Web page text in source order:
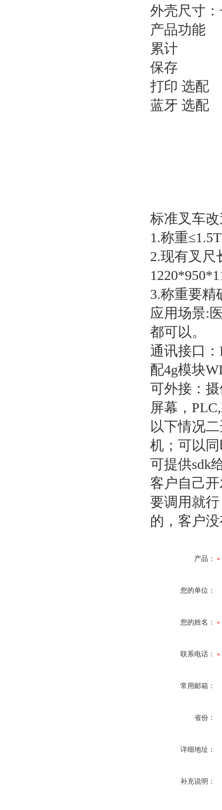
外壳尺寸
产品功能
累计
保存
打印 选配
蓝牙 选配
标准叉车
1.称重≤1.5T
2.现有叉尺
3.称重要精
应用场景:
都可以。
通讯接口
配4g模块
可外接：
屏幕，
以下情况
机；可以
可提供sdk
客户自己
要调用就
的，客户
产品：
您的单位：
您的姓名：
联系电话：
常用邮箱：
省份：
详细地址：
补充说明：